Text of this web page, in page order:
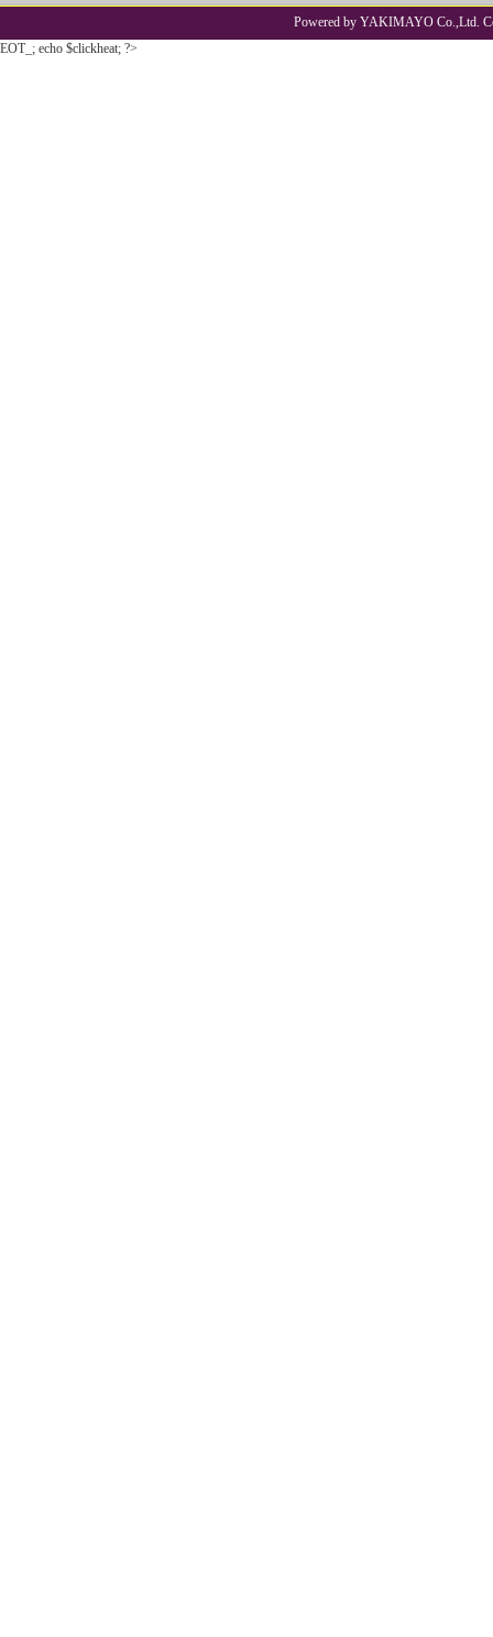
Powered by YAKIMAYO Co.,Ltd.
EOT_; echo $clickheat; ?>